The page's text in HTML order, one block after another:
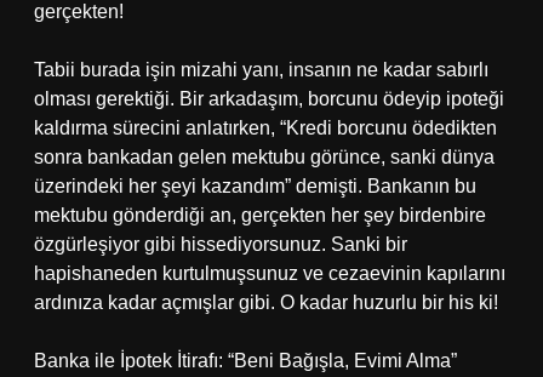
gerçekten!
Tabii burada işin mizahi yanı, insanın ne kadar sabırlı
olması gerektiği. Bir arkadaşım, borcunu ödeyip ipoteği
kaldırma sürecini anlatırken, “Kredi borcunu ödedikten
sonra bankadan gelen mektubu görünce, sanki dünya
üzerindeki her şeyi kazandım” demişti. Bankanın bu
mektubu gönderdiği an, gerçekten her şey birdenbire
özgürleşiyor gibi hissediyorsunuz. Sanki bir
hapishaneden kurtulmuşsunuz ve cezaevinin kapılarını
ardınıza kadar açmışlar gibi. O kadar huzurlu bir his ki!
Banka ile İpotek İtirafı: “Beni Bağışla, Evimi Alma”